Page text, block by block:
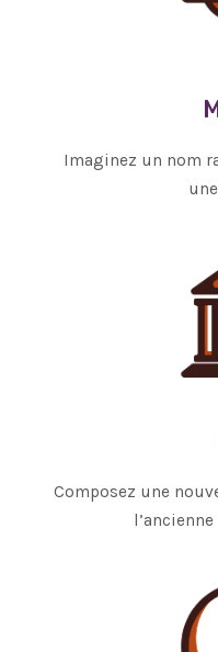
Imaginez un nom
Composez une